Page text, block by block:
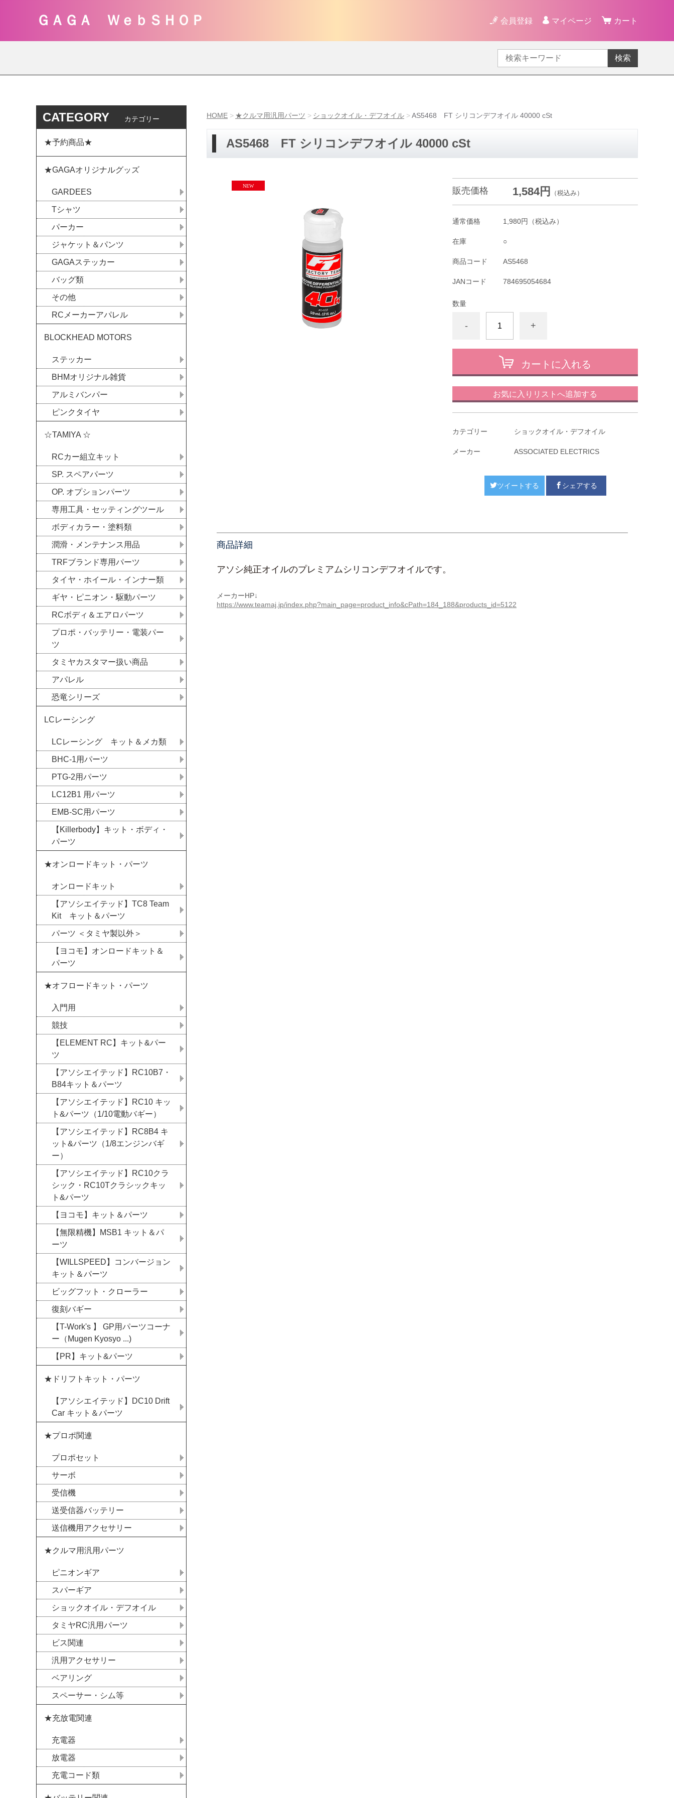
ＧＡＧＡ ＷｅｂＳＨＯＰ 会員登録 マイページ カート
検索
HOME ★クルマ用汎用パーツ ショックオイル・デフオイル AS5468 FT シリコンデフオイル 40000 cSt
AS5468 FT シリコンデフオイル 40000 cSt
販売価格 1,584円 （税込み）
通常価格 1,980円 （税込み）
在庫 ○
商品コード AS5468
JANコード 784695054684
数量
- +
カートに入れる
お気に入りリストへ追加する
カテゴリー ショックオイル・デフオイル
メーカー ASSOCIATED ELECTRICS
ツイートする シェアする
商品詳細
アソシ純正オイルのプレミアムシリコンデフオイルです。
メーカーHP↓
https://www.teamaj.jp/index.php?main_page=product_info&cPath=184_188&products_id=5122
CATEGORY カテゴリー
★予約商品★
★GAGAオリジナルグッズ
GARDEES
Tシャツ
パーカー
ジャケット＆パンツ
GAGAステッカー
バッグ類
その他
RCメーカーアパレル
BLOCKHEAD MOTORS
ステッカー
BHMオリジナル雑貨
アルミバンパー
ピンクタイヤ
☆TAMIYA ☆
RCカー組立キット
SP. スペアパーツ
OP. オプションパーツ
専用工具・セッティングツール
ボディカラー・塗料類
潤滑・メンテナンス用品
TRFブランド専用パーツ
タイヤ・ホイール・インナー類
ギヤ・ピニオン・駆動パーツ
RCボディ＆エアロパーツ
プロポ・バッテリー・電装パー
ツ
タミヤカスタマー扱い商品
アパレル
恐竜シリーズ
LCレーシング
LCレーシング キット＆メカ類
BHC-1用パーツ
PTG-2用パーツ
LC12B1 用パーツ
EMB-SC用パーツ
【Killerbody】キット・ボディ・
パーツ
★オンロードキット・パーツ
オンロードキット
【アソシエイテッド】TC8 Team
Kit キット＆パーツ
パーツ ＜タミヤ製以外＞
【ヨコモ】オンロードキット＆
パーツ
★オフロードキット・パーツ
入門用
競技
【ELEMENT RC】キット&パー
ツ
【アソシエイテッド】RC10B7・
B84キット＆パーツ
【アソシエイテッド】RC10 キッ
ト&パーツ（1/10電動バギー）
【アソシエイテッド】RC8B4 キ
ット&パーツ（1/8エンジンバギ
ー）
【アソシエイテッド】RC10クラ
シック・RC10Tクラシックキッ
ト&パーツ
【ヨコモ】キット＆パーツ
【無限精機】MSB1 キット＆パ
ーツ
【WILLSPEED】コンバージョン
キット＆パーツ
ビッグフット・クローラー
復刻バギー
【T-Work's 】 GP用パーツコーナ
ー（Mugen Kyosyo ...)
【PR】キット&パーツ
★ドリフトキット・パーツ
【アソシエイテッド】DC10 Drift
Car キット＆パーツ
★プロポ関連
プロポセット
サーボ
受信機
送受信器バッテリー
送信機用アクセサリー
★クルマ用汎用パーツ
ピニオンギア
スパーギア
ショックオイル・デフオイル
タミヤRC汎用パーツ
ビス関連
汎用アクセサリー
ベアリング
スペーサー・シム等
★充放電関連
充電器
放電器
充電コード類